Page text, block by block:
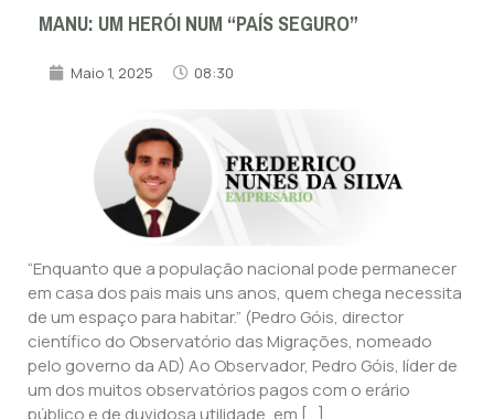
MANU: UM HERÓI NUM “PAÍS SEGURO”
Maio 1, 2025 08:30
“Enquanto que a população nacional pode permanecer
em casa dos pais mais uns anos, quem chega necessita
de um espaço para habitar.” (Pedro Góis, director
científico do Observatório das Migrações, nomeado
pelo governo da AD) Ao Observador, Pedro Góis, líder de
um dos muitos observatórios pagos com o erário
público e de duvidosa utilidade, em […]